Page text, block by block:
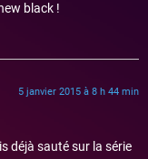
black !
5 janvier 2015 à 8 h 44 min
déjà sauté sur la série